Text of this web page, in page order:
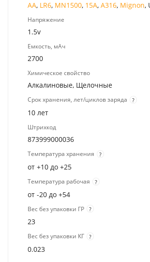
AA, LR6, MN1500, 15A, A316, Mignon,
Напряжение
1.5v
Емкость, мАч
2700
Химическое свойство
Алкалиновые, Щелочные
Срок хранения, лет/циклов заряда ?
10 лет
Штрихкод
873999000036
Температура хранения ?
от +10 до +25
Температура рабочая ?
от -20 до +54
Вес без упаковки ГР ?
23
Вес без упаковки КГ ?
0.023